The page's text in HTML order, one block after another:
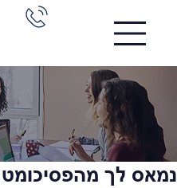
נמאס לך